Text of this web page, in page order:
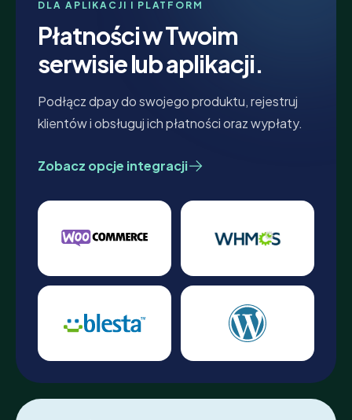
DLA APLIKACJI I PLATFORM
Płatności w Twoim
serwisie lub aplikacji.
Podłącz dpay do swojego produktu, rejestruj
klientów i obsługuj ich płatności oraz wypłaty.
Zobacz opcje integracji